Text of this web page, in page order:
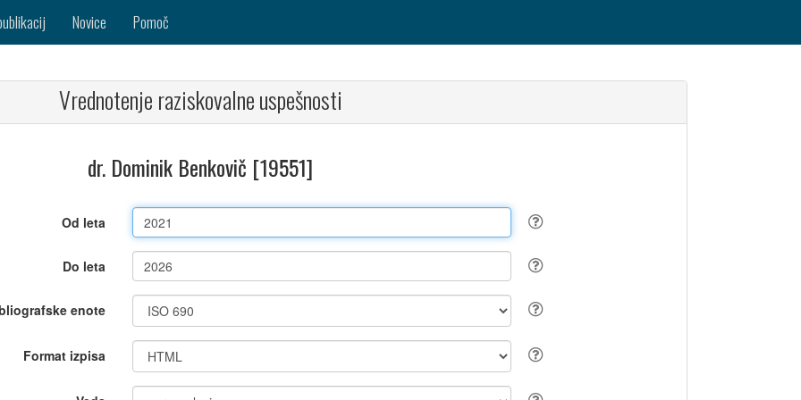
Novice Pomoč
Vrednotenje raziskovalne uspešnosti
dr. Dominik Benkovič [19551]
Od leta
Do leta
enote
Format izpisa